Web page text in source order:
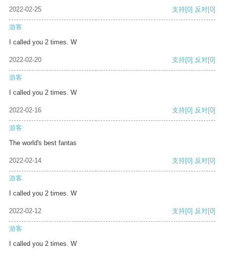
2022-02-25 支持[0] 反对[0]
游客
I called you 2 times. W
2022-02-20 支持[0] 反对[0]
游客
I called you 2 times. W
2022-02-16 支持[0] 反对[0]
游客
The world's best fantas
2022-02-14 支持[0] 反对[0]
游客
I called you 2 times. W
2022-02-12 支持[0] 反对[0]
游客
I called you 2 times. W